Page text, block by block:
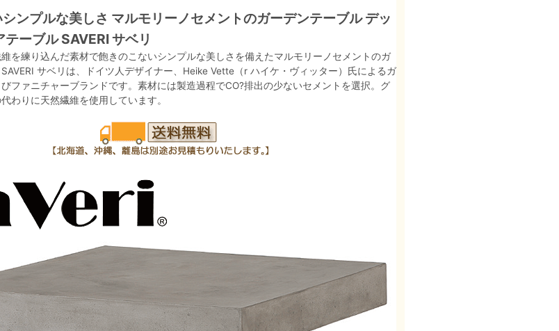
ンプルな美しさ マルモリーノセメントのガーデンテーブル デッ
ーブル SAVERI サベリ
を練り込んだ素材で飽きのこないシンプルな美しさを備えたマルモリーノセメントのガ
サベリは、ドイツ人デザイナー、Heike Vette（r ハイケ・ヴィッター）氏によるガ
ファニチャーブランドです。素材には製造過程でCO?排出の少ないセメントを選択。グ
わりに天然繊維を使用しています。